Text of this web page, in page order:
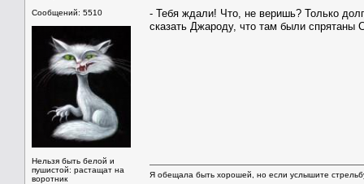
Сообщений: 5510
Нельзя быть белой и
пушистой: растащат на
воротник
- Тебя ждали! Что, не веришь? Только
сказать Джароду, что там были спрятаны
Я обещала быть хорошей, но если услышите